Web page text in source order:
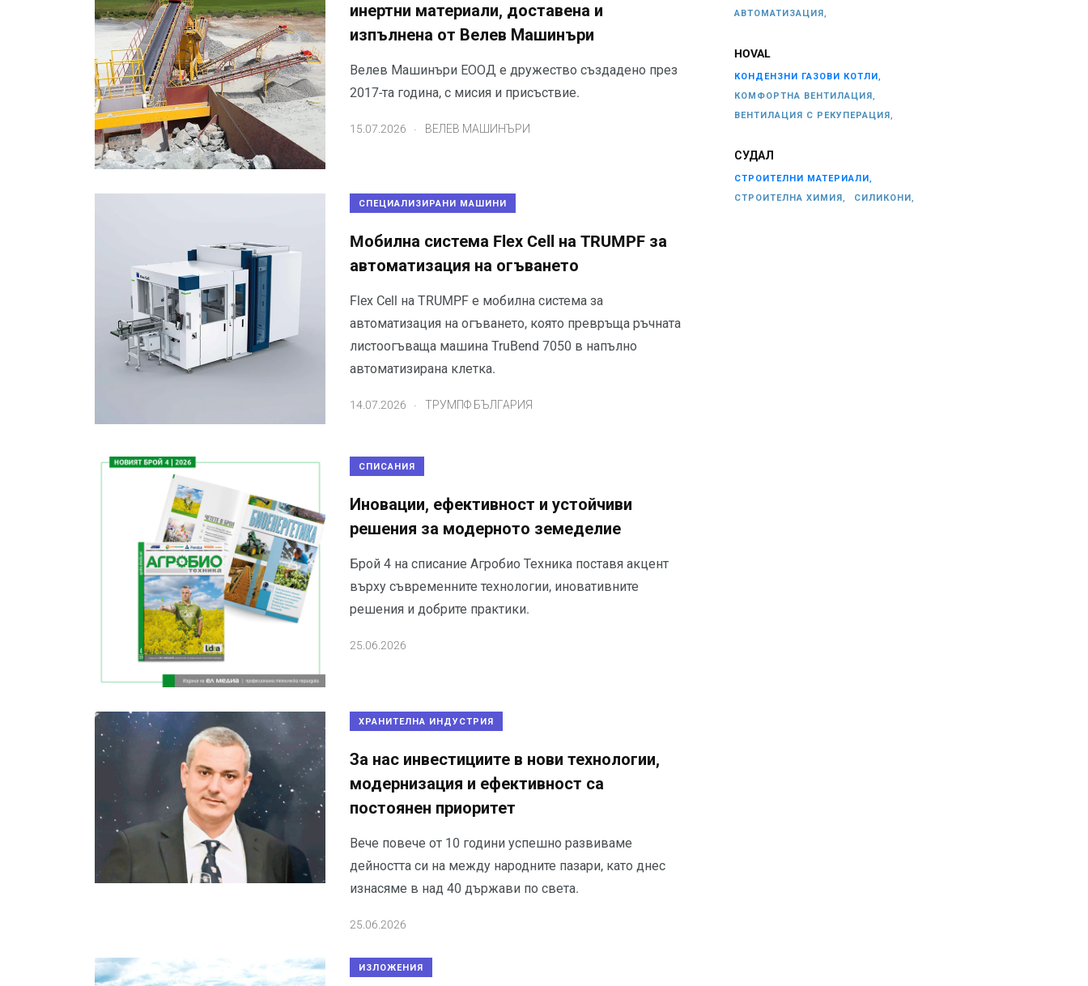
инертни материали, доставена и
изпълнена от Велев Машинъри
Велев Машинъри ЕООД е дружество създадено през
2017-та година, с мисия и присъствие.
15.07.2026 ВЕЛЕВ МАШИНЪРИ
СПЕЦИАЛИЗИРАНИ МАШИНИ
Mобилна система Flex Cell на TRUMPF за
автоматизация на огъването
Flex Cell на TRUMPF е мобилна система за
автоматизация на огъването, която превръща ръчната
листоогъваща машина TruBend 7050 в напълно
автоматизирана клетка.
14.07.2026 ТРУМПФ БЪЛГАРИЯ
СПИСАНИЯ
Иновации, ефективност и устойчиви
решения за модерното земеделие
Брой 4 на списание Агробио Техника поставя акцент
върху съвременните технологии, иновативните
решения и добрите практики.
25.06.2026
ХРАНИТЕЛНА ИНДУСТРИЯ
За нас инвестициите в нови технологии,
модернизация и ефективност са
постоянен приоритет
Вече повече от 10 години успешно развиваме
дейността си на между народните пазари, като днес
изнасяме в над 40 държави по света.
25.06.2026
ИЗЛОЖЕНИЯ
АВТОМАТИЗАЦИЯ,
HOVAL
КОНДЕНЗНИ ГАЗОВИ КОТЛИ,
КОМФОРТНА ВЕНТИЛАЦИЯ,
ВЕНТИЛАЦИЯ С РЕКУПЕРАЦИЯ,
СУДАЛ
СТРОИТЕЛНИ МАТЕРИАЛИ,
СТРОИТЕЛНА ХИМИЯ,
СИЛИКОНИ,